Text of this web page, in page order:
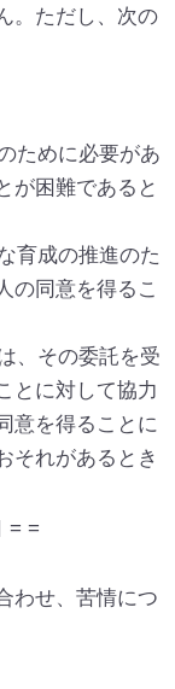
。ただし、次の
ために必要があ
が困難であると
育成の推進のた
の同意を得るこ
、その委託を受
とに対して協力
意を得ることに
それがあるとき
= =
わせ、苦情につ